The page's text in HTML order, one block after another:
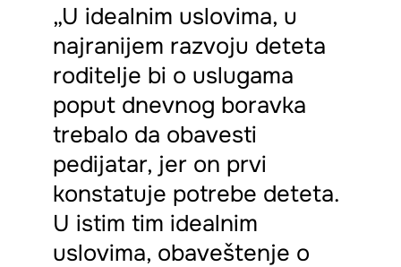
„U idealnim uslovima, u
najranijem razvoju deteta
roditelje bi o uslugama
poput dnevnog boravka
trebalo da obavesti
pedijatar, jer on prvi
konstatuje potrebe deteta.
U istim tim idealnim
uslovima, obaveštenje o